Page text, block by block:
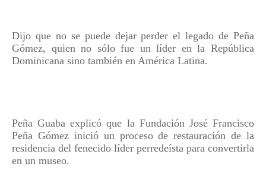
Dijo que no se puede dejar perder el legado de Peña
Gómez, quien no sólo fue un líder en la República
Dominicana sino también en América Latina.
Peña Guaba explicó que la Fundación José Francisco
Peña Gómez inició un proceso de restauración de la
residencia del fenecido líder perredeísta para convertirla
en un museo.